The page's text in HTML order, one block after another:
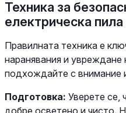
Техника за
електрическа пила
Правилната техника е
наранявания и увреждане
подхождайте с внимание
Подготовка: Уверете се,
добре осветено и чисто.